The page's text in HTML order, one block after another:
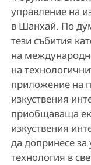
управление на
в Шанхай. По
тези събития
на
на
приложение на
изкуствения
приобщаваща
изкуствения
да допринесе за
технология в